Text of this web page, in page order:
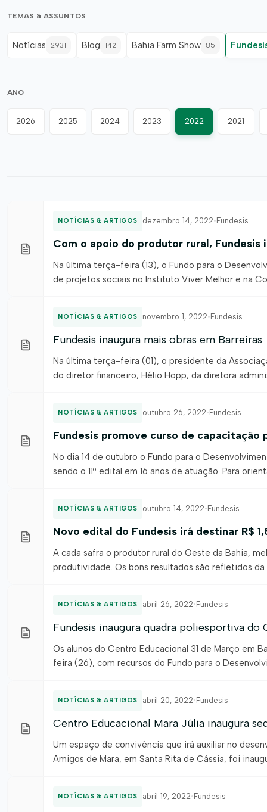
TEMAS & ASSUNTOS
Notícias 2931 Blog 142 Bahia Farm Show 85
ANO
2026 2025 2024 2023 2022 2021
NOTÍCIAS & ARTIGOS dezembro 14, 2022• Fundesis
Com o apoio do produtor rural,
Na última terça-feira (13), o Fundo para o
de projetos sociais no Instituto Viver Melhor e na
NOTÍCIAS & ARTIGOS novembro 1, 2022• Fundesis
Fundesis inaugura mais obras em Barreiras
Na última terça-feira (01), o presidente da
do diretor financeiro, Hélio Hopp, da diretora
NOTÍCIAS & ARTIGOS outubro 26, 2022• Fundesis
Fundesis promove curso de
No dia 14 de outubro o Fundo para o
sendo o 11º edital em 16 anos de atuação. Para
NOTÍCIAS & ARTIGOS outubro 14, 2022• Fundesis
Novo edital do Fundesis irá destinar R$
A cada safra o produtor rural do Oeste da Bahia,
produtividade. Os bons resultados são refletidos
NOTÍCIAS & ARTIGOS abril 26, 2022• Fundesis
Fundesis inaugura quadra poliesportiva
Os alunos do Centro Educacional 31 de Março em
feira (26), com recursos do Fundo para o
NOTÍCIAS & ARTIGOS abril 20, 2022• Fundesis
Centro Educacional Mara Júlia inaugura
Um espaço de convivência que irá auxiliar no
Amigos de Mara, em Santa Rita de Cássia, foi
NOTÍCIAS & ARTIGOS abril 19, 2022• Fundesis